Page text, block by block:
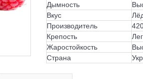
Дымность
Вкус
Производитель
Крепость
Жаростойкость
Страна